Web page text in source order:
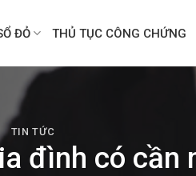
ĐỎ THỦ TỤC CÔNG CHỨNG
TIN TỨC
đình có cần